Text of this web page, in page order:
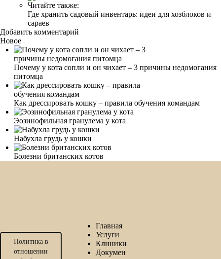
Читайте также:
Где хранить садовый инвентарь: идеи для хозблоков и
сараев
Добавить комментарий
Новое
Почему у кота сопли и он чихает – 3 причины недомогания
питомца
Как дрессировать кошку – правила обучения командам
Эозинофильная гранулема у кота
Набухла грудь у кошки
Болезни британских котов
Политика в
отношении
Главная
Услуги
Клиники
Докумен